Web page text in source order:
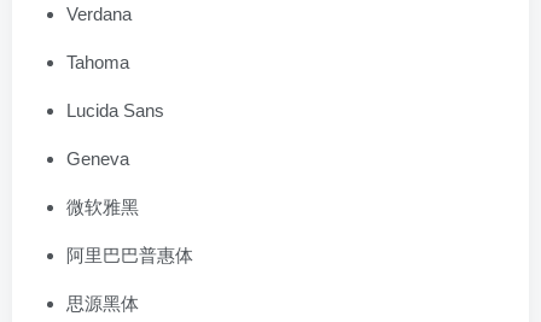
Verdana
Tahoma
Lucida Sans
Geneva
微软雅黑
阿里巴巴普惠体
思源黑体